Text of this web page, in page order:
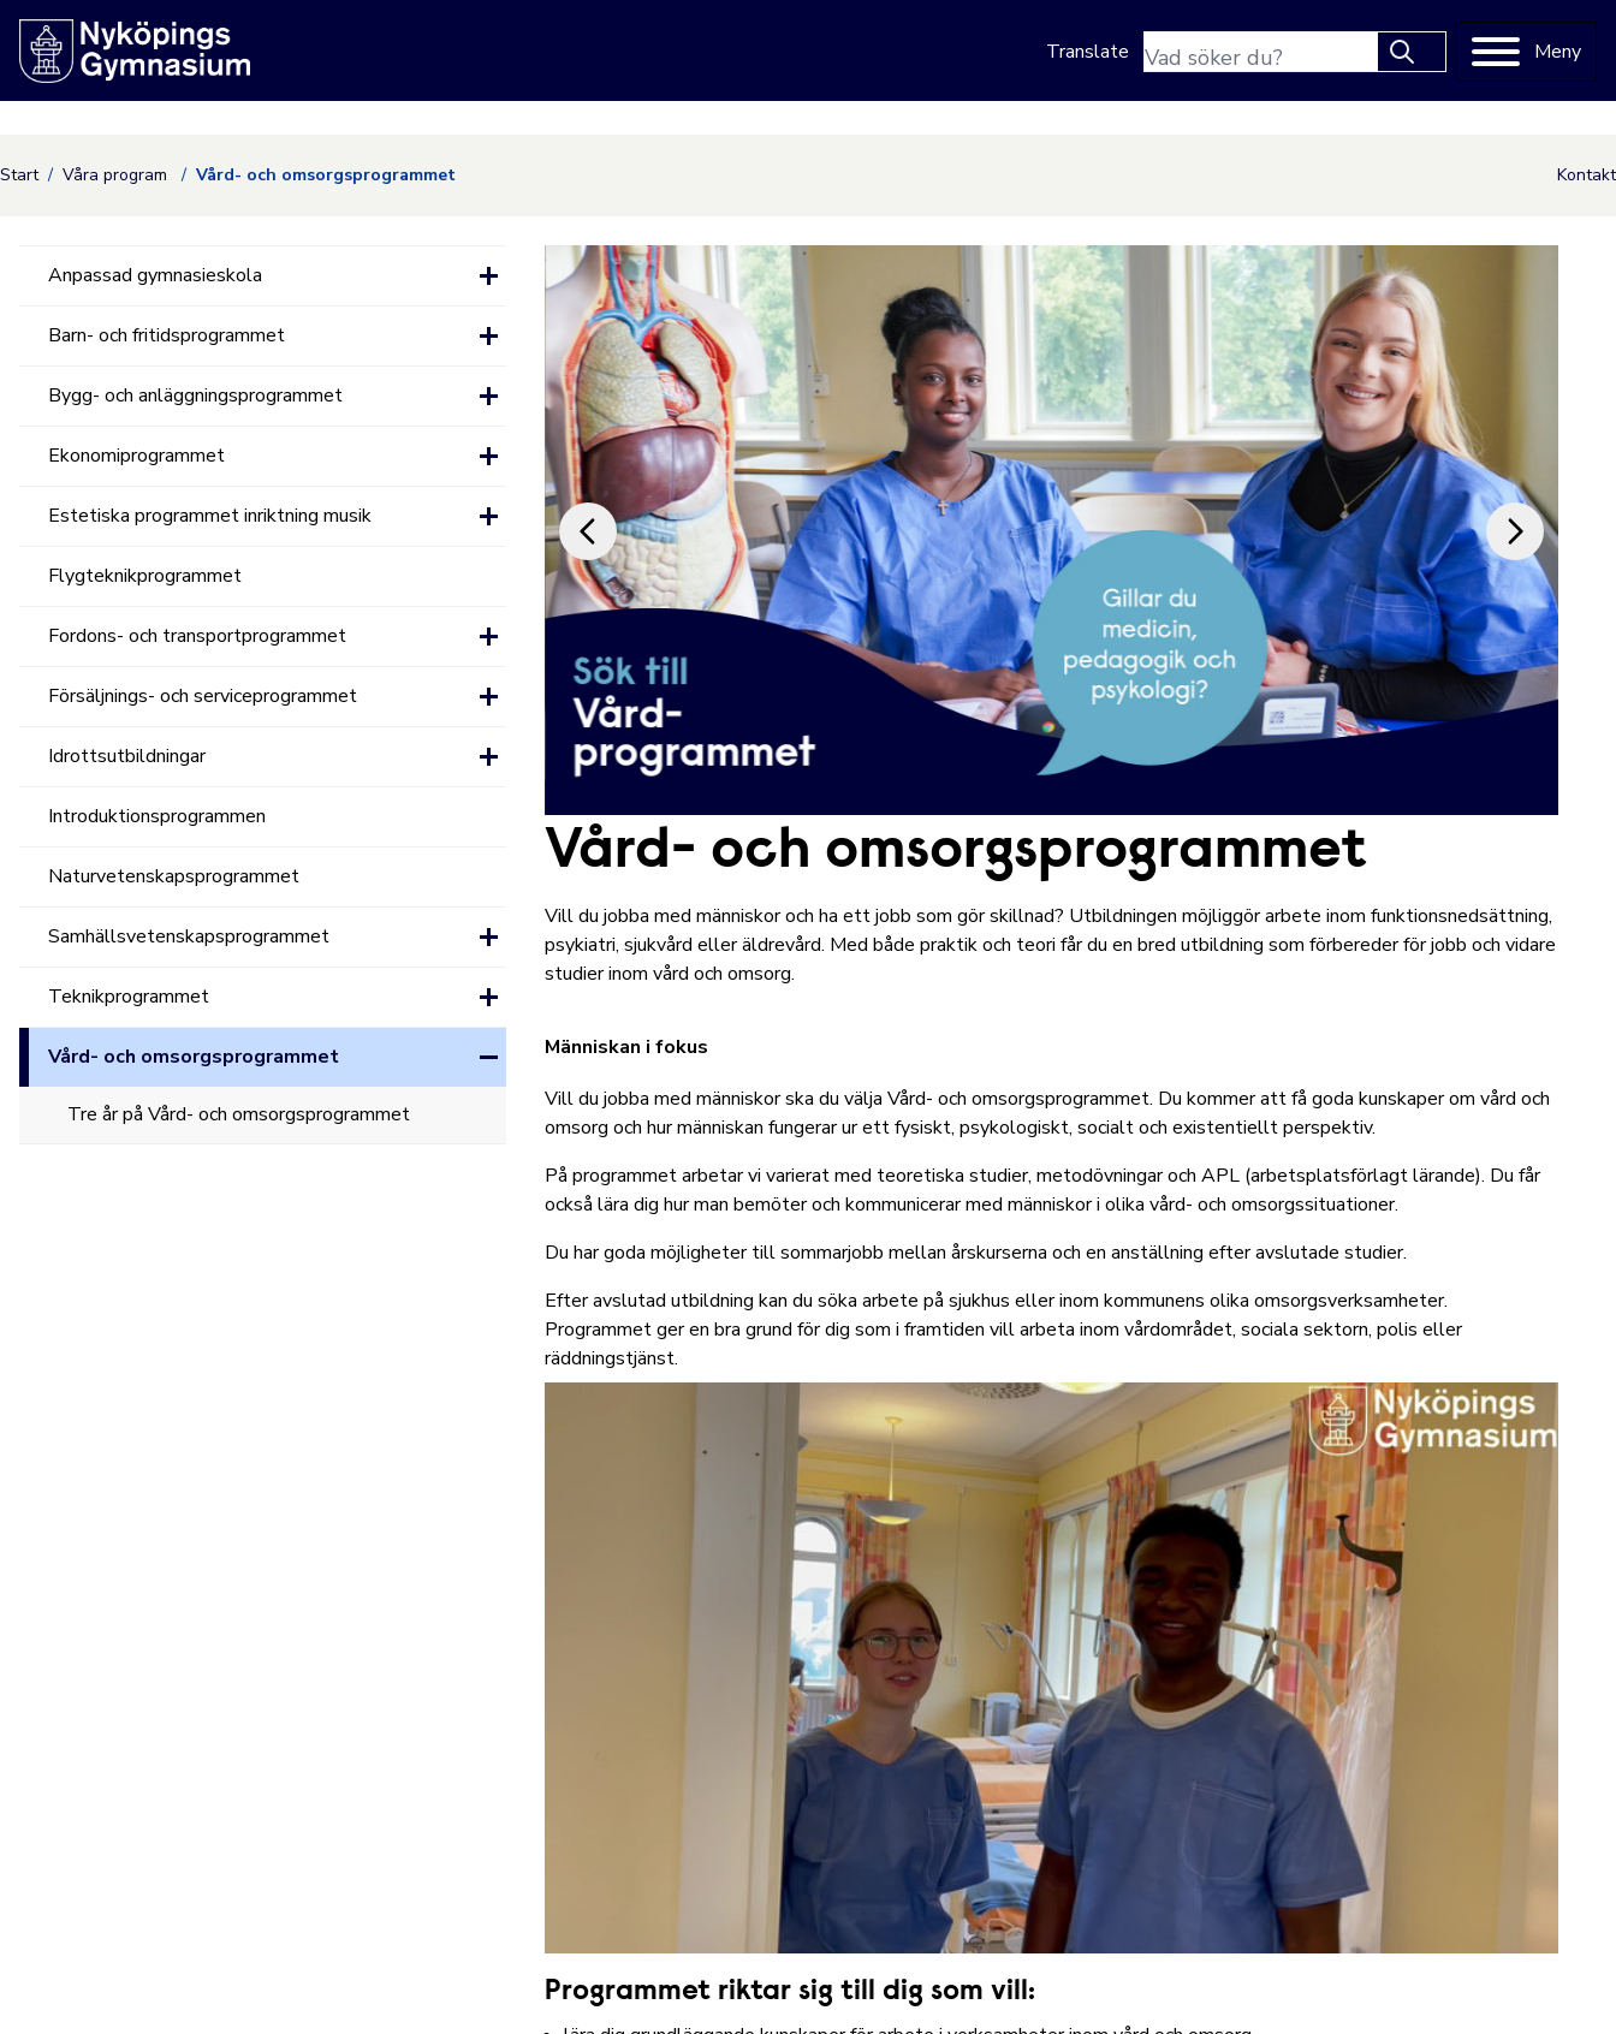
Nyköpings kommuns webbplats Translate
Sökfras
Meny
Start Våra program Vård- och omsorgsprogrammet Kontakt
Vård- och omsorgsprogrammet
Vill du jobba med människor och ha ett jobb som gör skillnad? Utbildningen möjliggör arbete inom funktionsnedsättning,
psykiatri, sjukvård eller äldrevård. Med både praktik och teori får du en bred utbildning som förbereder för jobb och vidare
studier inom vård och omsorg.
Människan i fokus
Vill du jobba med människor ska du välja Vård- och omsorgsprogrammet. Du kommer att få goda kunskaper om vård och
omsorg och hur människan fungerar ur ett fysiskt, psykologiskt, socialt och existentiellt perspektiv.
På programmet arbetar vi varierat med teoretiska studier, metodövningar och APL (arbetsplatsförlagt lärande). Du får
också lära dig hur man bemöter och kommunicerar med människor i olika vård- och omsorgssituationer.
Du har goda möjligheter till sommarjobb mellan årskurserna och en anställning efter avslutade studier.
Efter avslutad utbildning kan du söka arbete på sjukhus eller inom kommunens olika omsorgsverksamheter.
Programmet ger en bra grund för dig som i framtiden vill arbeta inom vårdområdet, sociala sektorn, polis eller
räddningstjänst.
Programmet riktar sig till dig som vill:
Anpassad gymnasieskola
Barn- och fritidsprogrammet
Bygg- och anläggningsprogrammet
Ekonomiprogrammet
Estetiska programmet inriktning musik
Flygteknikprogrammet
Fordons- och transportprogrammet
Försäljnings- och serviceprogrammet
Idrottsutbildningar
Introduktionsprogrammen
Naturvetenskapsprogrammet
Samhällsvetenskapsprogrammet
Teknikprogrammet
Vård- och omsorgsprogrammet
Tre år på Vård- och omsorgsprogrammet